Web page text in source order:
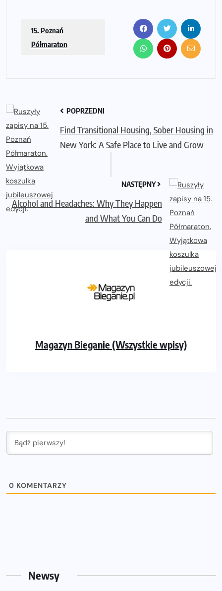
15. Poznań
Półmaraton
POPRZEDNI
Find Transitional Housing, Sober Housing in
New York: A Safe Place to Live and Grow
NASTĘPNY
Alcohol and Headaches: Why They Happen
and What You Can Do
Magazyn Bieganie (Wszystkie wpisy)
0 KOMENTARZY
Newsy